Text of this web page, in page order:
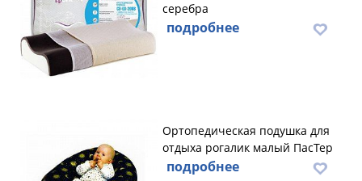
серебра
подробнее
Ортопедическая подушка для
отдыха рогалик малый ПасТер
подробнее